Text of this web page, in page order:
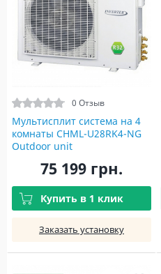
0 Отзыв
Мультисплит система на 4
комнаты CHML-U28RK4-NG
Outdoor unit
75 199 грн.
Купить в 1 клик
Заказать установку